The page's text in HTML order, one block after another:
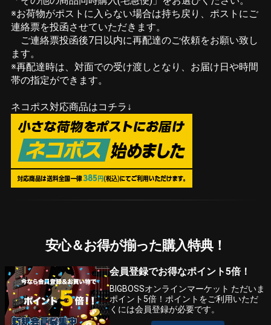
※お荷物がポストに入らない場合は持ち戻り、ポストにご
連絡票を投函させていただきます。
ご連絡票投函後7日以内に再配達のご依頼をお願い致し
ます。
※再配達時は、対面での受け渡しとなり、お届け日や時間
帯の指定ができます。
ネコポス対応商品はコチラ↓
安心＆お得が揃った購入特典！
会員登録でお得なポイント5倍！
BIGBOSSオンラインマーケット ただいま
ポイント5倍！ポイントをご利用いただ
くには会員登録が必要です。